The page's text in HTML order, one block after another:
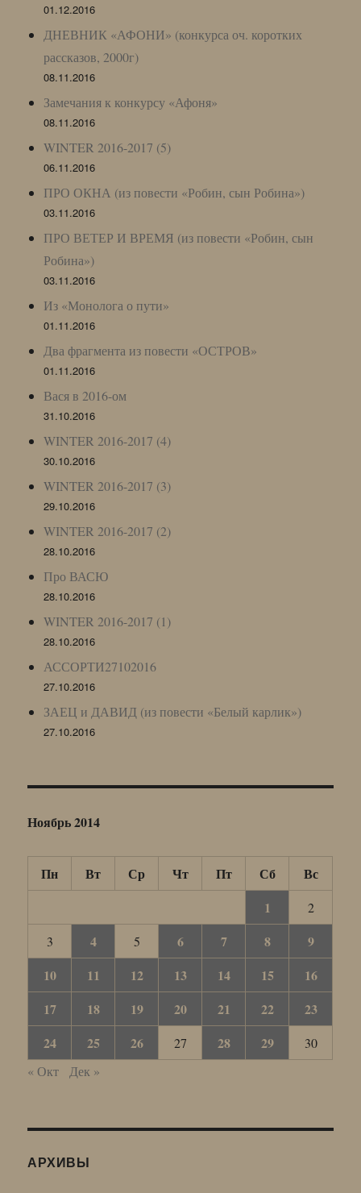
01.12.2016
ДНЕВНИК «АФОНИ» (конкурса оч. коротких
рассказов, 2000г)
08.11.2016
Замечания к конкурсу «Афоня»
08.11.2016
WINTER 2016-2017 (5)
06.11.2016
ПРО ОКНА (из повести «Робин, сын Робина»)
03.11.2016
ПРО ВЕТЕР И ВРЕМЯ (из повести «Робин, сын
Робина»)
03.11.2016
Из «Монолога о пути»
01.11.2016
Два фрагмента из повести «ОСТРОВ»
01.11.2016
Вася в 2016-ом
31.10.2016
WINTER 2016-2017 (4)
30.10.2016
WINTER 2016-2017 (3)
29.10.2016
WINTER 2016-2017 (2)
28.10.2016
Про ВАСЮ
28.10.2016
WINTER 2016-2017 (1)
28.10.2016
АССОРТИ27102016
27.10.2016
ЗАЕЦ и ДАВИД (из повести «Белый карлик»)
27.10.2016
Ноябрь 2014
Пн Вт Ср Чт Пт Сб
Вс
1
2
3
4 5 6 7 8
9
10
11 12 13 14 15
16
17
18 19 20 21 22
23
24
25 26 27 28 29
30
« Окт
Дек »
АРХИВЫ